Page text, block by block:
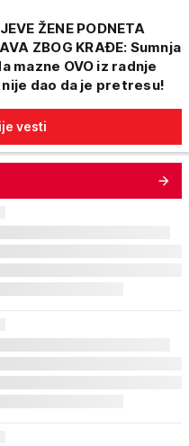
ŽENE PODNETA
ZBOG KRAĐE: Sumnja
mazne OVO iz radnje
dao da je pretresu!
vesti